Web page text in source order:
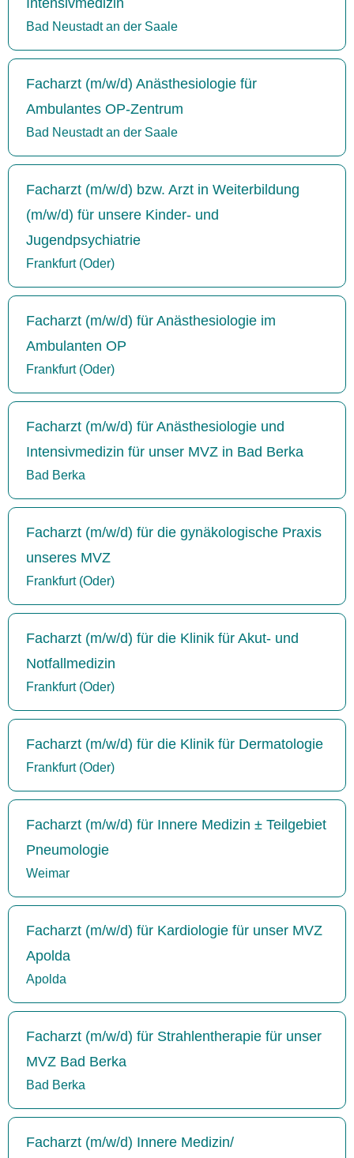
Bad Neustadt an der Saale
Facharzt (m/w/d) Anästhesiologie für
Ambulantes OP-Zentrum
Bad Neustadt an der Saale
Facharzt (m/w/d) bzw. Arzt in Weiterbildung
(m/w/d) für unsere Kinder- und
Jugendpsychiatrie
Frankfurt (Oder)
Facharzt (m/w/d) für Anästhesiologie im
Ambulanten OP
Frankfurt (Oder)
Facharzt (m/w/d) für Anästhesiologie und
Intensivmedizin für unser MVZ in Bad Berka
Bad Berka
Facharzt (m/w/d) für die gynäkologische Praxis
unseres MVZ
Frankfurt (Oder)
Facharzt (m/w/d) für die Klinik für Akut- und
Notfallmedizin
Frankfurt (Oder)
Facharzt (m/w/d) für die Klinik für Dermatologie
Frankfurt (Oder)
Facharzt (m/w/d) für Innere Medizin ± Teilgebiet
Pneumologie
Weimar
Facharzt (m/w/d) für Kardiologie für unser MVZ
Apolda
Apolda
Facharzt (m/w/d) für Strahlentherapie für unser
MVZ Bad Berka
Bad Berka
Facharzt (m/w/d) Innere Medizin/